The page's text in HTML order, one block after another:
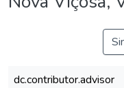
dc.contributor.advisor